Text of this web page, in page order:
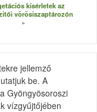
kísérletek az
vörösiszaptározón
jellemző
be. A
Gyöngyösoroszi
vízgyűjtőjében